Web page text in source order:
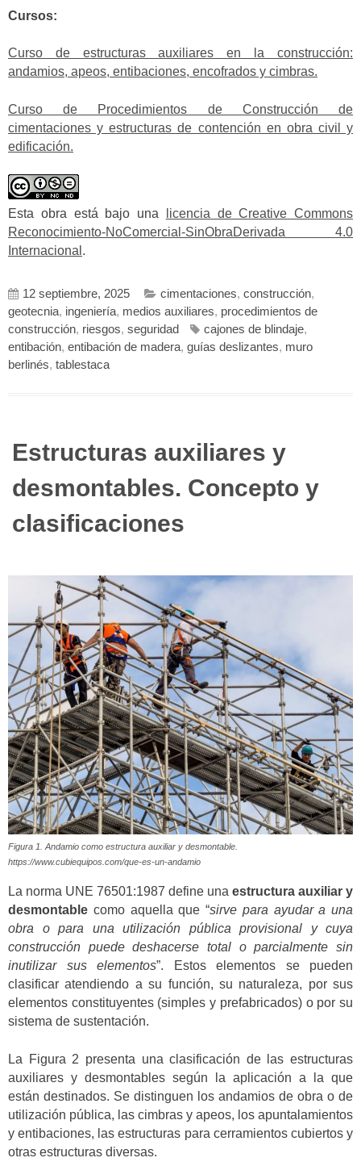
Cursos:
Curso de estructuras auxiliares en la construcción:
andamios, apeos, entibaciones, encofrados y cimbras.
Curso de Procedimientos de Construcción de
cimentaciones y estructuras de contención en obra civil y
edificación.
Esta obra está bajo una
licencia de Creative Commons
Reconocimiento-NoComercial-SinObraDerivada 4.0
Internacional .
12 septiembre, 2025 cimentaciones, construcción,
geotecnia, ingeniería, medios auxiliares, procedimientos de
construcción, riesgos, seguridad cajones de blindaje,
entibación, entibación de madera, guías deslizantes, muro
berlinés, tablestaca
Estructuras auxiliares y
desmontables. Concepto y
clasificaciones
Figura 1. Andamio como estructura auxiliar y desmontable.
https://www.cubiequipos.com/que-es-un-andamio
La norma UNE 76501:1987 define una estructura auxiliar y
desmontable como aquella que “sirve para ayudar a una
obra o para una utilización pública provisional y cuya
construcción puede deshacerse total o parcialmente sin
inutilizar sus elementos”. Estos elementos se pueden
clasificar atendiendo a su función, su naturaleza, por sus
elementos constituyentes (simples y prefabricados) o por su
sistema de sustentación.
La Figura 2 presenta una clasificación de las estructuras
auxiliares y desmontables según la aplicación a la que
están destinados. Se distinguen los andamios de obra o de
utilización pública, las cimbras y apeos, los apuntalamientos
y entibaciones, las estructuras para cerramientos cubiertos y
otras estructuras diversas.